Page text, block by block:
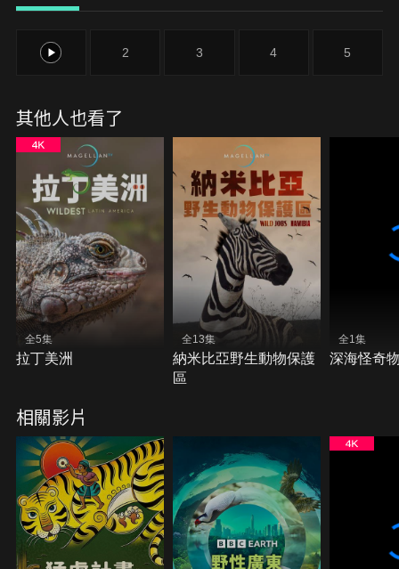
1 2 3 4 5
其他人也看了
全5集
拉丁美洲
全13集
納米比亞野生動物保護
區
全1集
深海怪奇
相關影片